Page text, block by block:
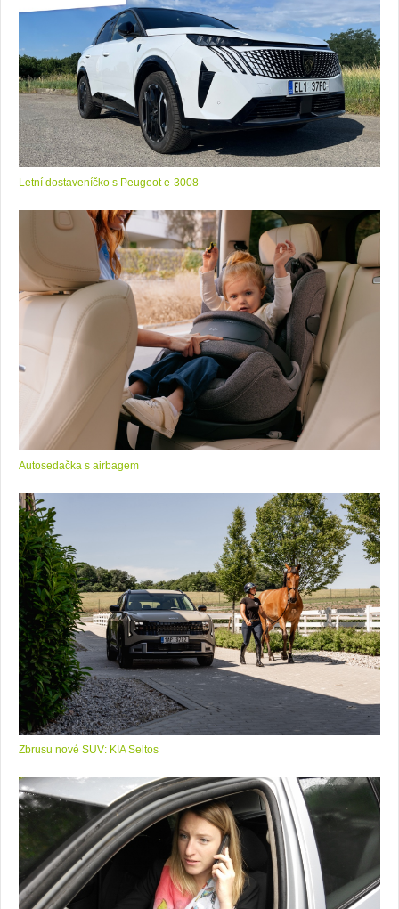
Letní dostaveníčko s Peugeot e-3008
Autosedačka s airbagem
Zbrusu nové SUV: KIA Seltos